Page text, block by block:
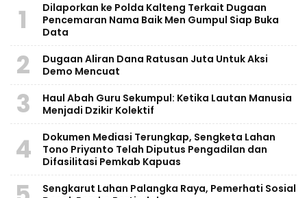
1
Dilaporkan ke Polda Kalteng Terkait Dugaan
Pencemaran Nama Baik Men Gumpul Siap Buka
Data
2
Dugaan Aliran Dana Ratusan Juta Untuk Aksi
Demo Mencuat
3
Haul Abah Guru Sekumpul: Ketika Lautan Manusia
Menjadi Dzikir Kolektif
4
​Dokumen Mediasi Terungkap, Sengketa Lahan
Tono Priyanto Telah Diputus Pengadilan dan
Difasilitasi Pemkab Kapuas
Sengkarut Lahan Palangka Raya, Pemerhati Sosial